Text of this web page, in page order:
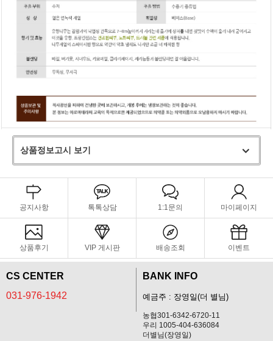
상품정보고시 보기
공지사항 톡톡상담 1:1문의 마이페이지
상품후기 VIP 게시판 배송조회 이벤트
CS CENTER
031-976-1942
BANK INFO
예금주 : 장영일(더 별님)
농협301-6342-6720-11
우리 1005-404-636084
더별님(장영일)